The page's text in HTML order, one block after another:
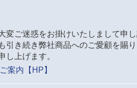
変ご迷惑をお掛けいたしまして申
引き続き弊社商品へのご愛顧を賜
し上げます。
案内【HP】